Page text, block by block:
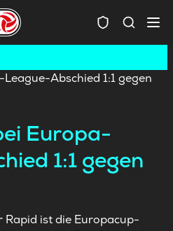
Europa-
1:1 gegen
ist die Europacup-